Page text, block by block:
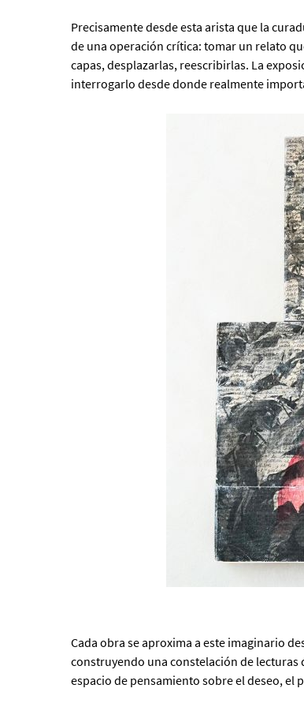
Precisamente desde esta arista que la
de una operación crítica: tomar un relato
capas, desplazarlas, reescribirlas. La
interrogarlo desde donde realmente
Cada obra se aproxima a este imaginario
construyendo una constelación de lecturas
espacio de pensamiento sobre el deseo, el